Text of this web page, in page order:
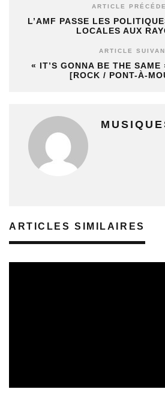
ARTICLE
L’AMF PASSE LES
LOCALES AUX
ARTICLE
« IT’S GONNA BE THE SAME
[ROCK / PONT-À-
ARTICLES SIMILAIRES